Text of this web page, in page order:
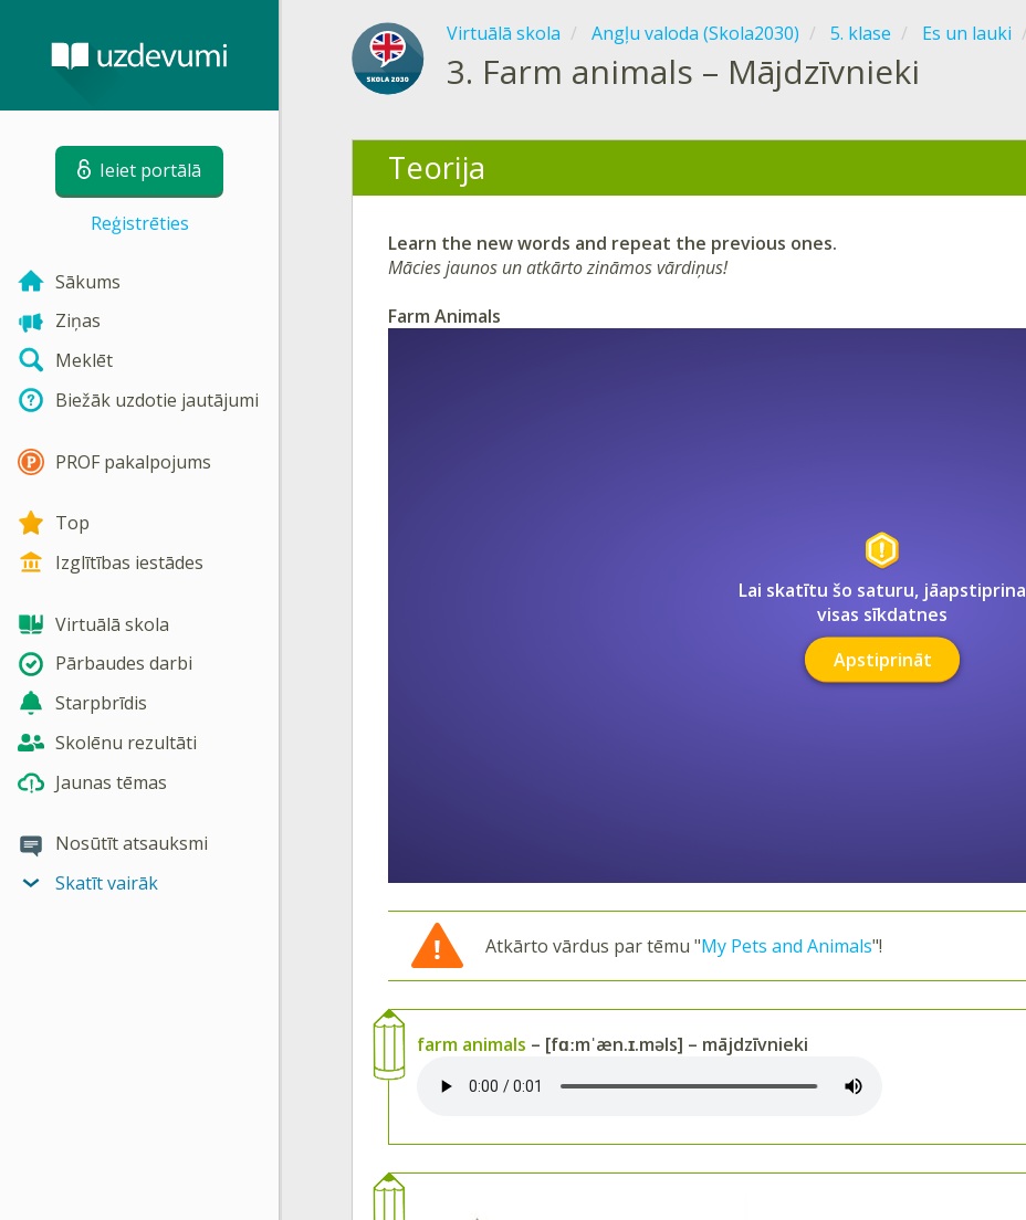
Ieiet portālā
Reģistrēties
Sākums
Ziņas
Meklēt
Biežāk uzdotie jautājumi
PROF pakalpojums
Top
Izglītības iestādes
Virtuālā skola
Pārbaudes darbi
Starpbrīdis
Skolēnu rezultāti
Jaunas tēmas
Nosūtīt atsauksmi
Skatīt vairāk
Virtuālā skola Angļu valoda (Skola2030) 5. klase Es un lauki
3. Farm animals – Mājdzīvnieki
Teorija
Learn the new words and repeat the previous ones.
Mācies jaunos un atkārto zināmos vārdiņus!
Farm Animals
Lai skatītu šo saturu, jāapstiprina
visas sīkdatnes
Apstiprināt
Atkārto vārdus par tēmu "My Pets and Animals"!
farm animals – [fɑːmˈæn.ɪ.məls] – mājdzīvnieki